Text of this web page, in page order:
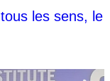
les sens, le